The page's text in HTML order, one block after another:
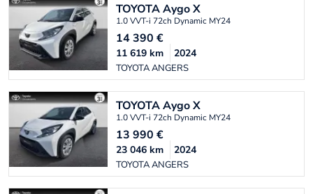
TOYOTAAygo X
1.0 VVT-i 72ch Dynamic MY24
14 390 €
TOYOTA ANGERS
11 619 km 2024
TOYOTAAygo X
1.0 VVT-i 72ch Dynamic MY24
13 990 €
TOYOTA ANGERS
23 046 km 2024